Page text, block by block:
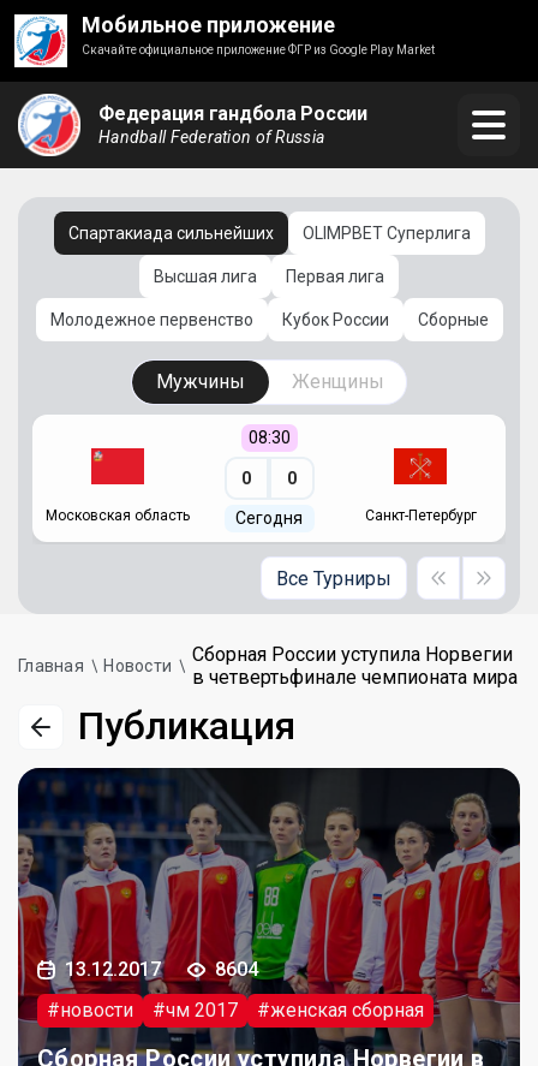
Мобильное приложение
Скачайте официальное приложение ФГР из Google Play Market
Федерация гандбола России
Handball Federation of Russia
Спартакиада сильнейших OLIMPBET Суперлига
Высшая лига Первая лига
Молодежное первенство Кубок России Сборные
Мужчины Женщины
Московская область
08:30
0 0
Сегодня Санкт-Петербург
Все Турниры
Главная Новости
Сборная России уступила Норвегии
в четвертьфинале чемпионата мира
Публикация
13.12.2017
8604
#новости
#чм 2017 #женская сборная
Сборная России уступила Норвегии в